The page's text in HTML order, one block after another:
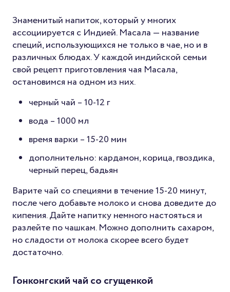
Знаменитый напиток, который у многих
ассоциируется с Индией. Масала — название
специй, использующихся не только в чае, но и в
различных блюдах. У каждой индийской семьи
свой рецепт приготовления чая Масала,
остановимся на одном из них.
черный чай – 10-12 г
вода – 1000 мл
время варки – 15-20 мин
дополнительно: кардамон, корица, гвоздика,
черный перец, бадьян
Варите чай со специями в течение 15-20 минут,
после чего добавьте молоко и снова доведите до
кипения. Дайте напитку немного настояться и
разлейте по чашкам. Можно дополнить сахаром,
но сладости от молока скорее всего будет
достаточно.
Гонконгский чай со сгущенкой